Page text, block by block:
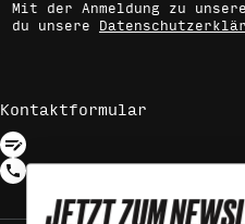
Mit der Anmeldung zu
du unsere
Kontaktformular